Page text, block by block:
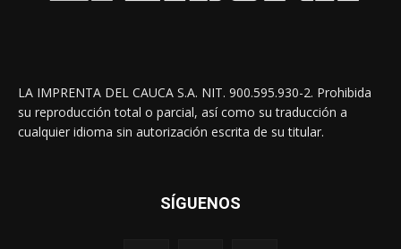
LA IMPRENTA DEL CAUCA S.A. NIT. 900.595.930-2. Prohibida
su reproducción total o parcial, así como su traducción a
cualquier idioma sin autorización escrita de su titular.
SÍGUENOS